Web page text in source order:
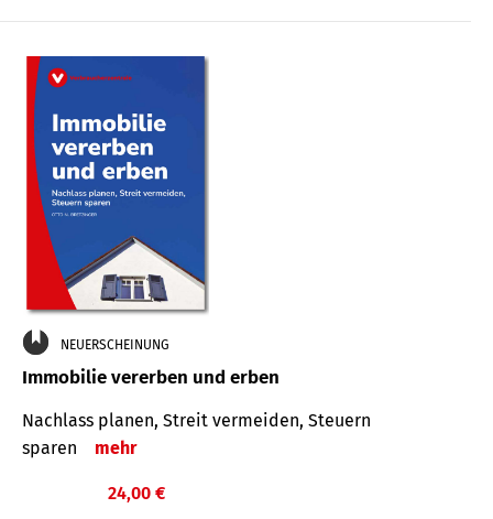
NEUERSCHEINUNG
Immobilie vererben und erben
Nachlass planen, Streit vermeiden, Steuern
sparen
mehr
24,00 €